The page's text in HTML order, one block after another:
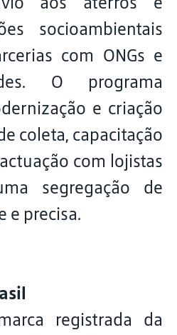
socioambientais
com ONGs e
O programa
e criação
coleta, capacitação
com lojistas
segregação de
e precisa.
registrada da